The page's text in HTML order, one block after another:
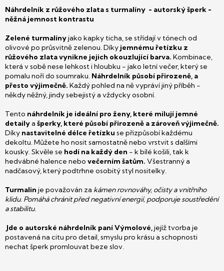
Náhrdelník z růžového zlata s turmalíny - autorský šperk -
něžná jemnost kontrastu
Zelené turmalínyjako kapky ticha, se střídají v tónech od
olivové po průsvitně zelenou. Díky jemnému řetízku z
růžového zlata vynikne jejich okouzlující barva. Kombinace,
která v sobě nese lehkost i hloubku - jako letní večer, který se
pomalu noří do soumraku. Náhrdelník působí přirozeně, a
přesto výjimečně. Každý pohled na ně vypráví jiný příběh -
někdy něžný, jindy sebejistý a vždycky osobní.
Tento náhrdelník je ideální pro ženy, které milují jemné
detailya šperky, které působí přirozeně a zároveň výjimečně.
Díky nastavitelné délce řetízku se přizpůsobí každému
dekoltu. Můžete ho nosit samostatně nebo vrstvit s dalšími
kousky. Skvěle se hodí na každý den - k bílé košili, tak k
hedvábné halence nebo večerním šatům. Všestranný a
nadčasový, který podtrhne osobitý styl nositelky.
Turmalin je považován za kámen rovnováhy, očisty a vnitřního
klidu. Pomáhá chránit před negativní energií, podporuje soustředění
a stabilitu.
Jde o autorské náhrdelník paní Výmolové,jejíž tvorba je
postavená na citu pro detail, smyslu pro krásu a schopnosti
nechat šperk promlouvat beze slov.